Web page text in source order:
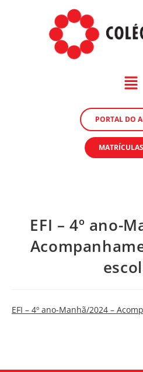
PORTAL DO
EFI – 4º ano-
EFI – 4º ano-Manhã/2024 –